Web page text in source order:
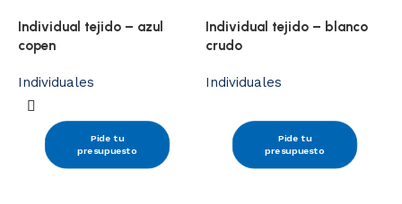
Individual tejido – azul
copen
Individuales
Pide tu
presupuesto
Individual tejido – blanco
crudo
Individuales
Pide tu
presupuesto